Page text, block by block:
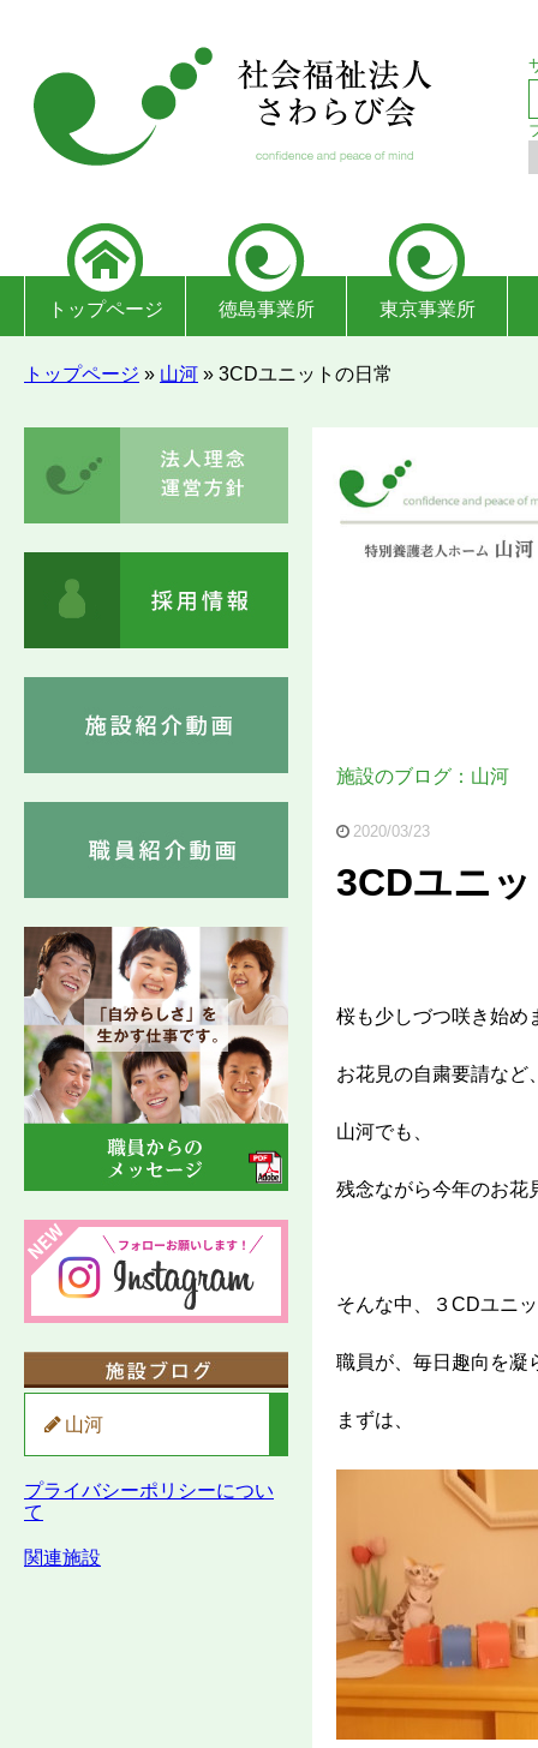
トップページ 徳島事業所 東京事業所
トップページ » 山河 » 3CDユニットの日常
施設のブログ：山河
2020/03/23
3CDユニ
桜も少しづつ咲き始め
お花見の自粛要請など
山河でも、
残念ながら今年のお花
そんな中、３CDユニ
職員が、毎日趣向を凝
まずは、
山河
プライバシーポリシーについ
て
関連施設